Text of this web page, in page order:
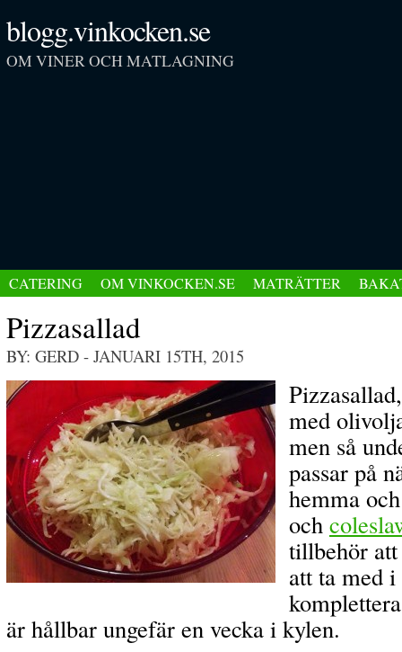
blogg.vinkocken.se
OM VINER OCH MATLAGNING
CATERING OM VINKOCKEN.SE MATRÄTTER
Pizzasallad
BY: GERD - JANUARI 15TH, 2015
med
men så
passar på
hemma
och
tillbehör
att ta med
är hållbar ungefär en vecka i kylen.